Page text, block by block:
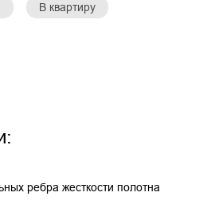
В квартиру
ребра жесткости полотна